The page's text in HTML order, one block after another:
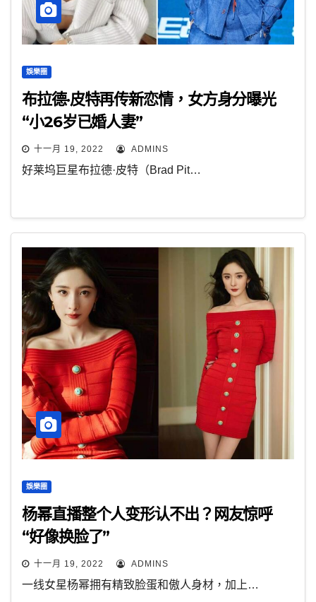
娛樂圈
布拉德·皮特再传新恋情，女方身分曝光
“小26岁已婚人妻”
十一月 19, 2022 ADMINS
好莱坞巨星布拉德·皮特（Brad Pit…
娛樂圈
杨幂直播整个人变形认不出？网友惊呼
“好像换脸了”
十一月 19, 2022 ADMINS
一线女星杨幂拥有精致脸蛋和傲人身材，加上…